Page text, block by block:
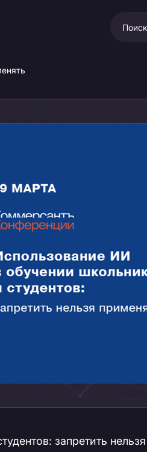
запретить нельзя